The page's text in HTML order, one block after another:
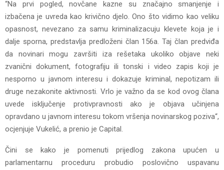
“Na prvi pogled, novčane kazne su značajno smanjenje i
izbačena je uvreda kao krivično djelo. Ono što vidimo kao veliku
opasnost, nevezano za samu kriminalizacuju klevete koja je i
dalje sporna, predstavlja predloženi član 156a. Taj član predviđa
da novinari mogu završiti iza rešetaka ukoliko objave neki
zvanični dokument, fotografiju ili tonski i video zapis koji je
nesporno u javnom interesu i dokazuje kriminal, nepotizam ili
druge nezakonite aktivnosti. Vrlo je važno da se kod ovog člana
uvede isključenje protivpravnosti ako je objava učinjena
opravdano u javnom interesu tokom vršenja novinarskog poziva“,
ocjenjuje Vukelić, a prenio je Capital.
Čini se kako je pomenuti prijedlog zakona upućen u
parlamentarnu proceduru probudio poslovično uspavanu